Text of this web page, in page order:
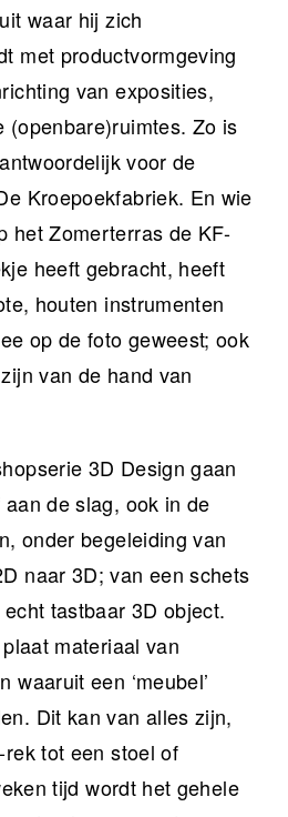
waar hij zich
met productvormgeving
van exposities,
(openbare)ruimtes. Zo is
voor de
Kroepoekfabriek. En wie
het Zomerterras de KF-
heeft gebracht, heeft
houten instrumenten
op de foto geweest; ook
van de hand van
3D Design gaan
de slag, ook in de
onder begeleiding van
naar 3D; van een schets
tastbaar 3D object.
materiaal van
waaruit een ‘meubel’
Dit kan van alles zijn,
tot een stoel of
tijd wordt het gehele